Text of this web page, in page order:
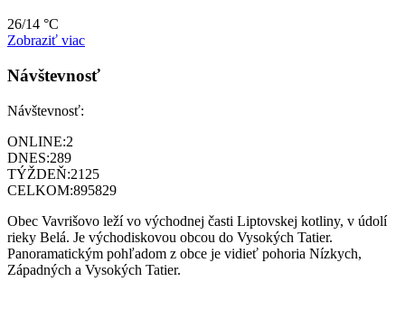
26/14 °C
Zobraziť viac
Návštevnosť
Návštevnosť:
ONLINE:2
DNES:289
TÝŽDEŇ:2125
CELKOM:895829
Obec Vavrišovo leží vo východnej časti Liptovskej kotliny, v údolí
rieky Belá. Je východiskovou obcou do Vysokých Tatier.
Panoramatickým pohľadom z obce je vidieť pohoria Nízkych,
Západných a Vysokých Tatier.